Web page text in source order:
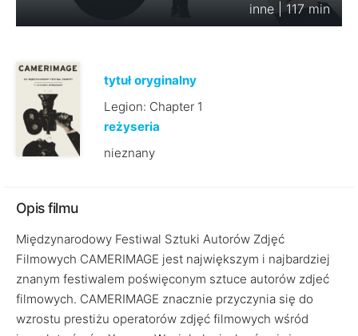
inne | 117 min
tytuł oryginalny
Legion: Chapter 1
reżyseria
nieznany
Opis filmu
Międzynarodowy Festiwal Sztuki Autorów Zdjęć
Filmowych CAMERIMAGE jest największym i najbardziej
znanym festiwalem poświęconym sztuce autorów zdjeć
filmowych. CAMERIMAGE znacznie przyczynia się do
wzrostu prestiżu operatorów zdjęć filmowych wśród